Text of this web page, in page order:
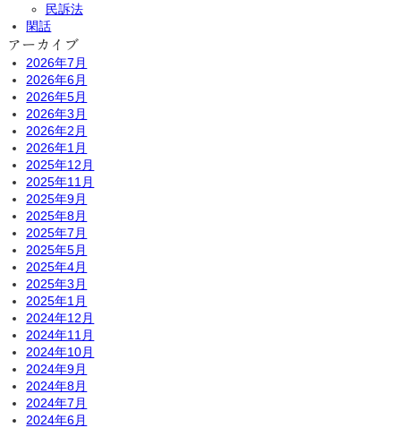
民訴法
閑話
アーカイブ
2026年7月
2026年6月
2026年5月
2026年3月
2026年2月
2026年1月
2025年12月
2025年11月
2025年9月
2025年8月
2025年7月
2025年5月
2025年4月
2025年3月
2025年1月
2024年12月
2024年11月
2024年10月
2024年9月
2024年8月
2024年7月
2024年6月